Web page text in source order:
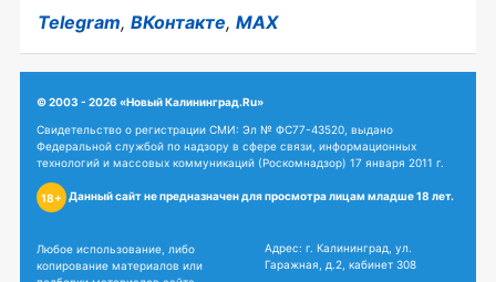
Telegram, ВКонтакте, MAX
© 2003 - 2026 «Новый Калининград.Ru»
Свидетельство о регистрации СМИ: Эл № ФС77-43520, выдано
Федеральной службой по надзору в сфере связи, информационных
технологий и массовых коммуникаций (Роскомнадзор) 17 января 2011 г.
18+ Данный сайт не предназначен для просмотра лицам младше 18 лет.
Любое использование, либо
копирование материалов или
Адрес: г. Калининград, ул.
Гаражная, д.2, кабинет 308